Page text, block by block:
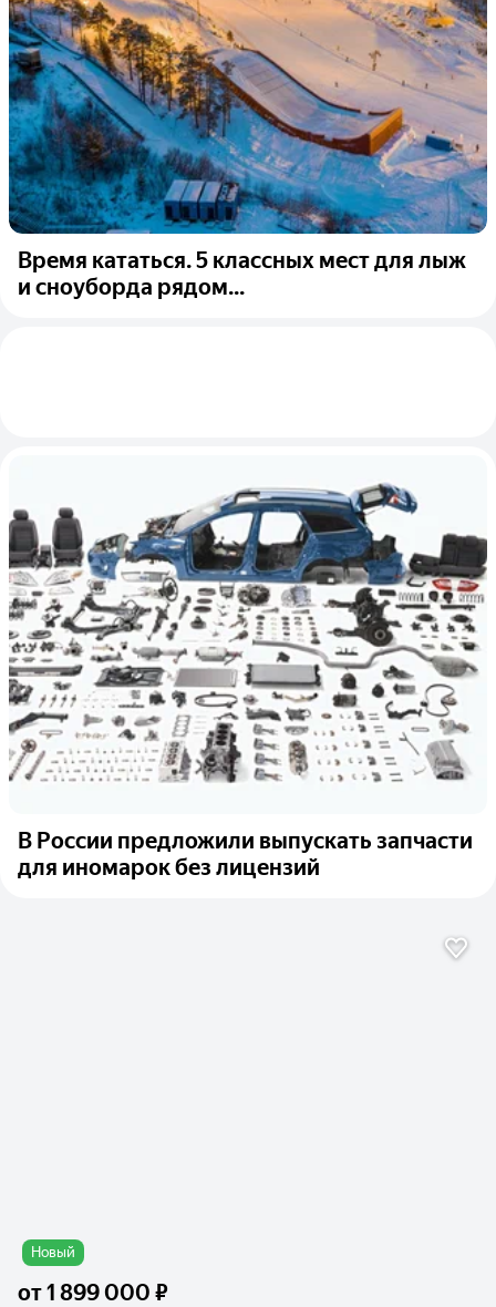
Время кататься. 5 классных мест для лыж
и сноуборда рядом...
В России предложили выпускать запчасти
для иномарок без лицензий
Новый
от1 899 000 ₽